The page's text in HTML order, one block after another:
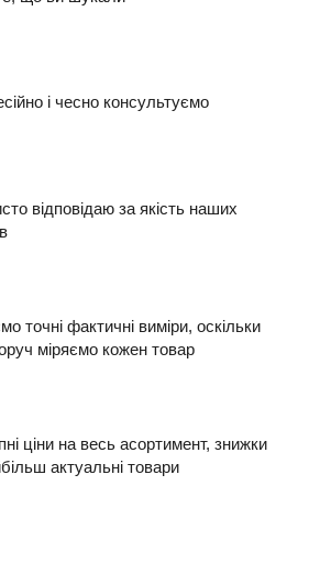
і чесно консультуємо
відповідаю за якість наших
точні фактичні виміри, оскільки
міряємо кожен товар
ціни на весь асортимент, знижки
актуальні товари